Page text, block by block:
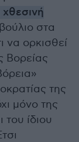
στα
να ορκισθεί
Βορείας
της
μόνο της
ίδιου